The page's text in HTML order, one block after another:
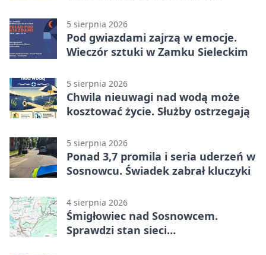
5 sierpnia 2026
Pod gwiazdami zajrzą w emocje.
Wieczór sztuki w Zamku Sieleckim
5 sierpnia 2026
Chwila nieuwagi nad wodą może
kosztować życie. Służby ostrzegają
5 sierpnia 2026
Ponad 3,7 promila i seria uderzeń w
Sosnowcu. Świadek zabrał kluczyki
4 sierpnia 2026
Śmigłowiec nad Sosnowcem.
Sprawdzi stan sieci